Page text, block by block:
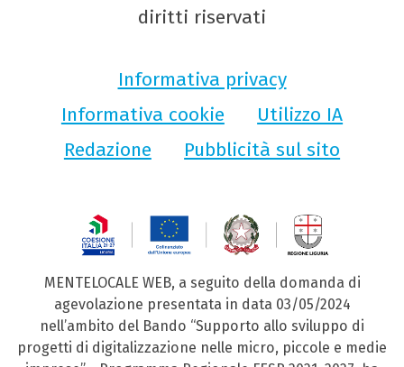
diritti riservati
Informativa privacy
Informativa cookie
Utilizzo IA
Redazione
Pubblicità sul sito
MENTELOCALE WEB, a seguito della domanda di
agevolazione presentata in data 03/05/2024
nell’ambito del Bando “Supporto allo sviluppo di
progetti di digitalizzazione nelle micro, piccole e medie